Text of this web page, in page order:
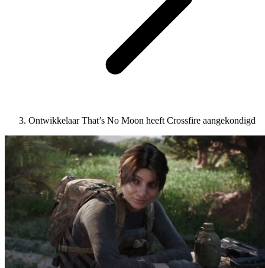
Ontwikkelaar That’s No Moon heeft Crossfire aangekondigd